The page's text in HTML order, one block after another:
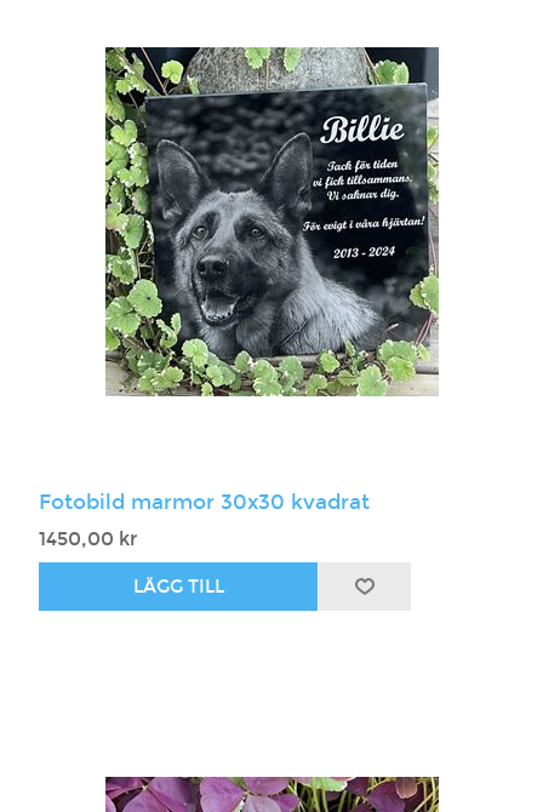
Fotobild marmor 30x30 kvadrat
1450,00 kr